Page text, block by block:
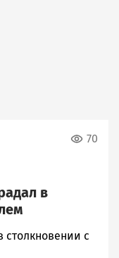
70
в
столкновении с